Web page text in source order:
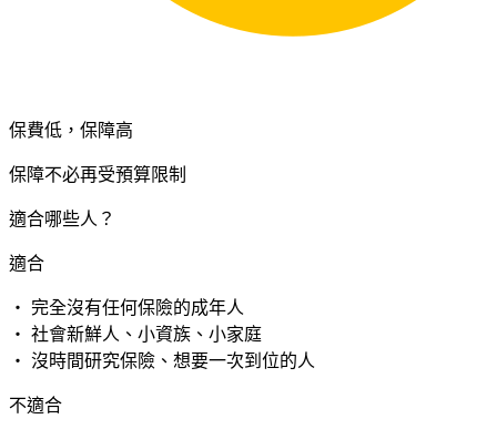
保費低，保障高
保障不必再受預算限制
適合哪些人？
適合
・ 完全沒有任何保險的成年人
・ 社會新鮮人、小資族、小家庭
・ 沒時間研究保險、想要一次到位的人
不適合